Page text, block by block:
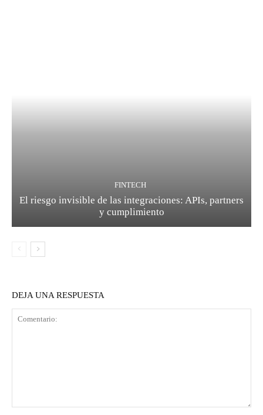
FINTECH
El riesgo invisible de las integraciones: APIs, partners
y cumplimiento
DEJA UNA RESPUESTA